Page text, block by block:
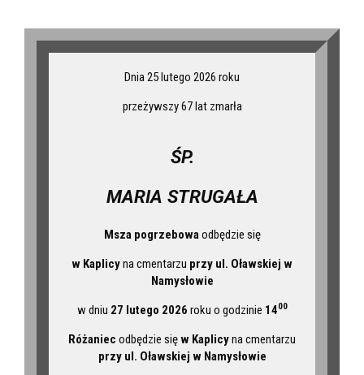
Dnia 25 lutego 2026 roku
przeżywszy 67 lat zmarła
ŚP.
MARIA STRUGAŁA
Msza pogrzebowa odbędzie się
w Kaplicyna cmentarzu przy ul. Oławskiej w
Namysłowie
w dniu 27 lutego 2026 roku o godzinie 1400
Różaniec odbędzie sięw Kaplicyna cmentarzu
przy ul. Oławskiej w Namysłowie